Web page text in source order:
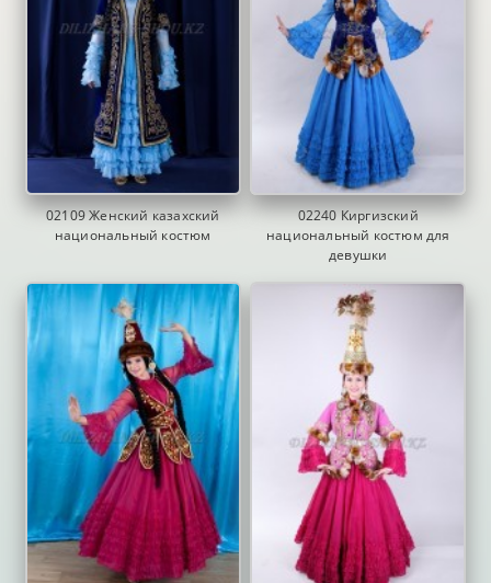
02109 Женский казахский
национальный костюм
02240 Киргизский
национальный костюм для
девушки